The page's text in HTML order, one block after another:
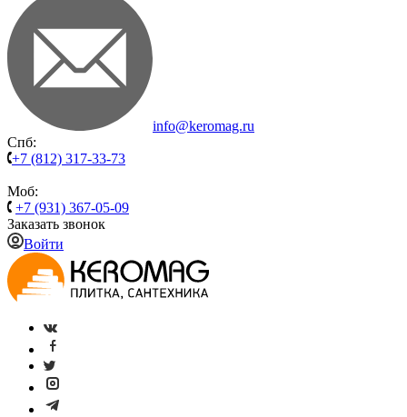
info@keromag.ru
Спб:
+7 (812) 317-33-73
Моб:
+7 (931) 367-05-09
Заказать звонок
Войти